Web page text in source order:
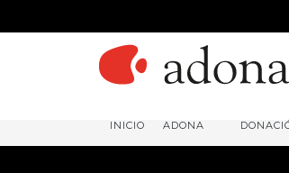
INICIO ADONA